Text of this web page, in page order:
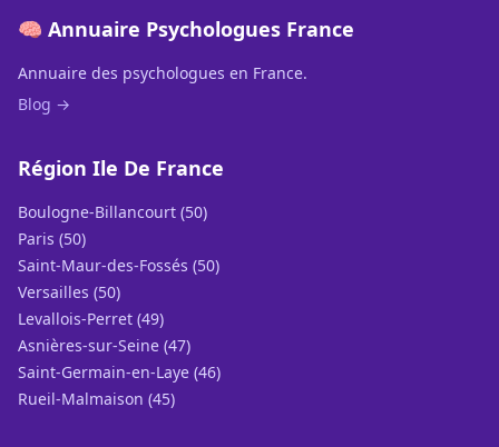
🧠 Annuaire Psychologues France
Annuaire des psychologues en France.
Blog →
Région Ile De France
Boulogne-Billancourt (50)
Paris (50)
Saint-Maur-des-Fossés (50)
Versailles (50)
Levallois-Perret (49)
Asnières-sur-Seine (47)
Saint-Germain-en-Laye (46)
Rueil-Malmaison (45)